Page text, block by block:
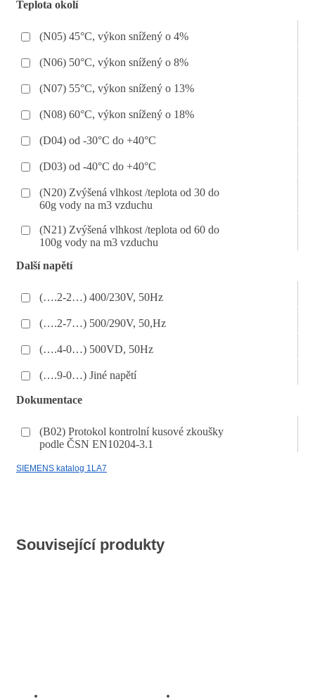
Teplota okolí
(N05) 45°C, výkon snížený o 4%
(N06) 50°C, výkon snížený o 8%
(N07) 55°C, výkon snížený o 13%
(N08) 60°C, výkon snížený o 18%
(D04) od -30°C do +40°C
(D03) od -40°C do +40°C
(N20) Zvýšená vlhkost /teplota od 30 do
60g vody na m3 vzduchu
(N21) Zvýšená vlhkost /teplota od 60 do
100g vody na m3 vzduchu
Další napětí
(….2-2…) 400/230V, 50Hz
(….2-7…) 500/290V, 50,Hz
(….4-0…) 500VD, 50Hz
(….9-0…) Jiné napětí
Dokumentace
(B02) Protokol kontrolní kusové zkoušky
podle ČSN EN10204-3.1
SIEMENS katalog 1LA7
Související produkty